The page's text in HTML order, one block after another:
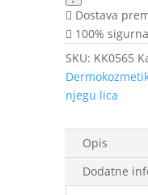
s
2%
AHA
kompleksom
200
ml
Dostava
100%
SKU: KK0565
njegu lica
Opis
Dodatne